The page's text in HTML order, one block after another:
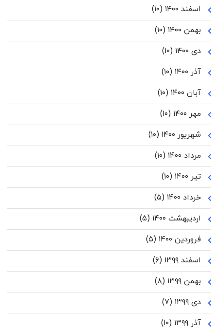
اسفند ۱۴۰۰
(۱۰)
بهمن ۱۴۰۰
(۱۰)
دی ۱۴۰۰
(۱۰)
آذر ۱۴۰۰
(۱۰)
آبان ۱۴۰۰
(۱۰)
مهر ۱۴۰۰
(۱۰)
شهریور ۱۴۰۰
(۱۰)
مرداد ۱۴۰۰
(۱۰)
تیر ۱۴۰۰
(۱۰)
خرداد ۱۴۰۰
(۵)
اردیبهشت ۱۴۰۰
(۵)
فروردین ۱۴۰۰
(۵)
اسفند ۱۳۹۹
(۶)
بهمن ۱۳۹۹
(۸)
دی ۱۳۹۹
(۷)
آذر ۱۳۹۹
(۱۰)